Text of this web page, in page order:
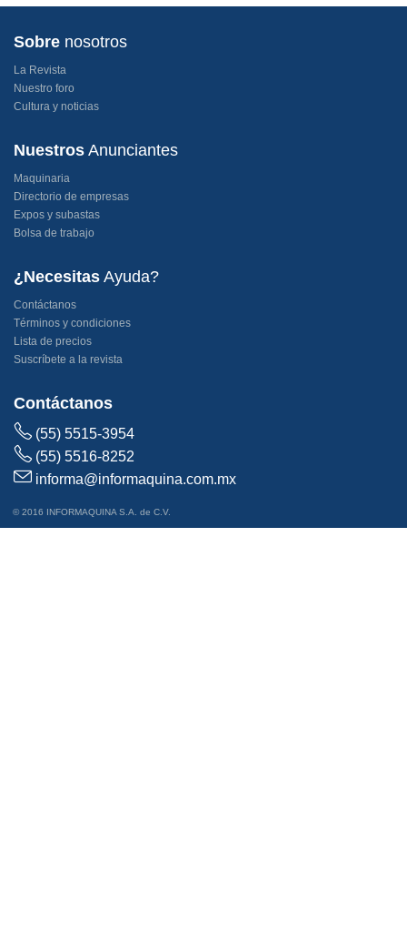
Sobre nosotros
La Revista
Nuestro foro
Cultura y noticias
Nuestros Anunciantes
Maquinaria
Directorio de empresas
Expos y subastas
Bolsa de trabajo
¿Necesitas Ayuda?
Contáctanos
Términos y condiciones
Lista de precios
Suscríbete a la revista
Contáctanos
(55) 5515-3954
(55) 5516-8252
informa@informaquina.com.mx
© 2016 INFORMAQUINA S.A. de C.V.